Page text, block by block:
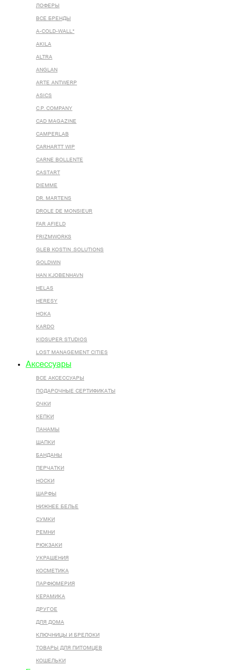
ЛОФЕРЫ
ВСЕ БРЕНДЫ
A-COLD-WALL*
AKILA
ALTRA
ANGLAN
ARTE ANTWERP
ASICS
C.P. COMPANY
CAD MAGAZINE
CAMPERLAB
CARHARTT WIP
CARNE BOLLENTE
CASTART
DIEMME
DR. MARTENS
DROLE DE MONSIEUR
FAR AFIELD
FRIZMWORKS
GLEB KOSTIN .SOLUTIONS
GOLDWIN
HAN KJOBENHAVN
HELAS
HERESY
HOKA
KARDO
KIDSUPER STUDIOS
LOST MANAGEMENT CITIES
Аксессуары
ВСЕ AКСЕССУАРЫ
ПОДАРОЧНЫЕ СЕРТИФИКАТЫ
ОЧКИ
КЕПКИ
ПАНАМЫ
ШАПКИ
БАНДАНЫ
ПЕРЧАТКИ
НОСКИ
ШАРФЫ
НИЖНЕЕ БЕЛЬЕ
СУМКИ
РЕМНИ
РЮКЗАКИ
УКРАШЕНИЯ
КОСМЕТИКА
ПАРФЮМЕРИЯ
КЕРАМИКА
ДРУГОЕ
ДЛЯ ДОМА
КЛЮЧНИЦЫ И БРЕЛОКИ
ТОВАРЫ ДЛЯ ПИТОМЦЕВ
КОШЕЛЬКИ